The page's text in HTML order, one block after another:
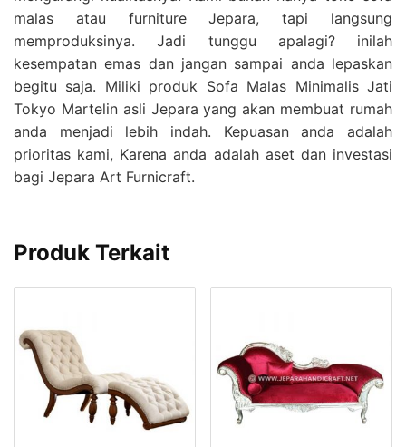
malas atau furniture Jepara, tapi langsung
memproduksinya. Jadi tunggu apalagi? inilah
kesempatan emas dan jangan sampai anda lepaskan
begitu saja. Miliki produk Sofa Malas Minimalis Jati
Tokyo Martelin asli Jepara yang akan membuat rumah
anda menjadi lebih indah. Kepuasan anda adalah
prioritas kami, Karena anda adalah aset dan investasi
bagi Jepara Art Furnicraft.
Produk Terkait